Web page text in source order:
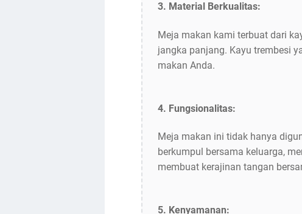
3. Material Berkualitas:
Meja makan kami terbuat dari
jangka panjang. Kayu trembesi
makan Anda.
4. Fungsionalitas:
Meja makan ini tidak hanya
berkumpul bersama keluarga,
membuat kerajinan tangan
5. Kenyamanan: